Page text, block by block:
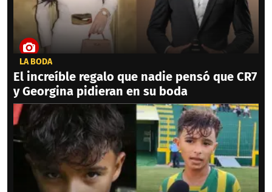
LA BODA
El increíble regalo que nadie pensó que CR7
y Georgina pidieran en su boda